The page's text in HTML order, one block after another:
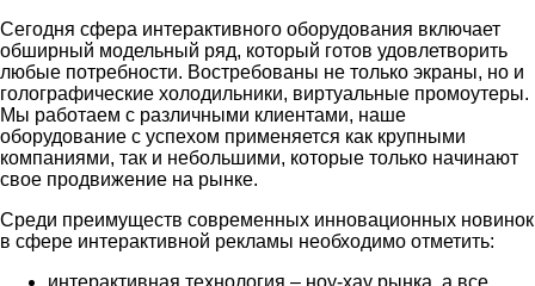
Сегодня сфера интерактивного оборудования включает
обширный модельный ряд, который готов удовлетворить
любые потребности. Востребованы не только экраны, но и
голографические холодильники, виртуальные промоутеры.
Мы работаем с различными клиентами, наше
оборудование с успехом применяется как крупными
компаниями, так и небольшими, которые только начинают
свое продвижение на рынке.
Среди преимуществ современных инновационных новинок
в сфере интерактивной рекламы необходимо отметить:
интерактивная технология – ноу-хау рынка, а все